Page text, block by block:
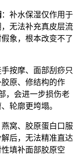
：补水保湿仅作用于
无法补充真皮层流
象，根本改变不了
手按摩、面部刮痧只
原、修结构的作
，会进一步损伤老
轮廓更垮塌。
燕窝、胶原蛋白口服
后，无法精准直达
填补面部胶原空